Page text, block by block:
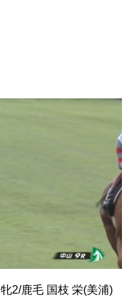
牝2/鹿毛 国枝 栄(美浦)